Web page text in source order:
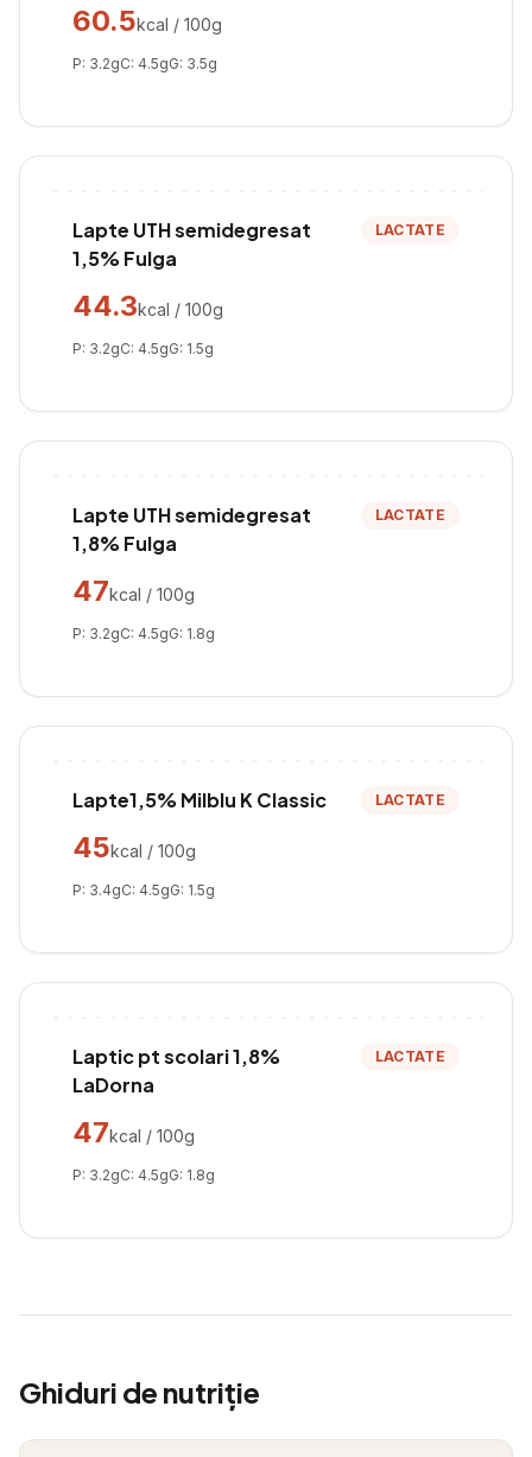
60.5kcal / 100g
P: 3.2gC: 4.5gG: 3.5g
Lapte UTH semidegresat
1,5% Fulga
LACTATE
44.3kcal / 100g
P: 3.2gC: 4.5gG: 1.5g
Lapte UTH semidegresat
1,8% Fulga
LACTATE
47kcal / 100g
P: 3.2gC: 4.5gG: 1.8g
Lapte1,5% Milblu K Classic LACTATE
45kcal / 100g
P: 3.4gC: 4.5gG: 1.5g
Laptic pt scolari 1,8%
LaDorna
LACTATE
47kcal / 100g
P: 3.2gC: 4.5gG: 1.8g
Ghiduri de nutriție